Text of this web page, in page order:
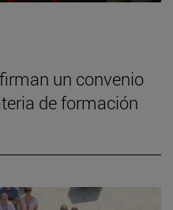
un convenio
de formación